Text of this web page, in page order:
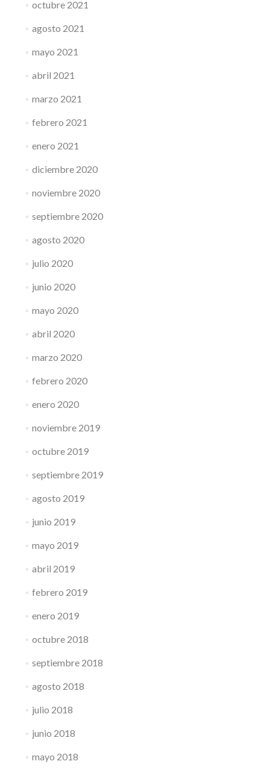
octubre 2021
agosto 2021
mayo 2021
abril 2021
marzo 2021
febrero 2021
enero 2021
diciembre 2020
noviembre 2020
septiembre 2020
agosto 2020
julio 2020
junio 2020
mayo 2020
abril 2020
marzo 2020
febrero 2020
enero 2020
noviembre 2019
octubre 2019
septiembre 2019
agosto 2019
junio 2019
mayo 2019
abril 2019
febrero 2019
enero 2019
octubre 2018
septiembre 2018
agosto 2018
julio 2018
junio 2018
mayo 2018